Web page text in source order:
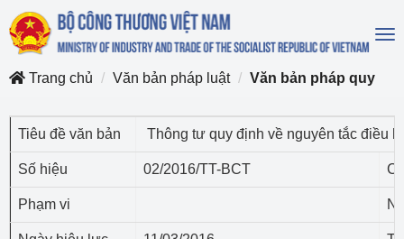
Trang chủ
Văn bản pháp luật Văn bản pháp quy
Tiêu đề văn bản Thông tư quy định về nguyên tắc điều
Số hiệu 02/2016/TT-BCT
Phạm vi